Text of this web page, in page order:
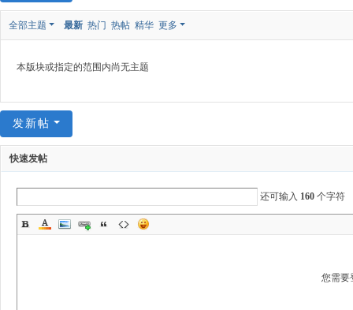
全部主题 最新 热门 热帖 精华 更多
本版块或指定的范围内尚无主题
发新帖
快速发帖
还可输入 160 个字符
您需要